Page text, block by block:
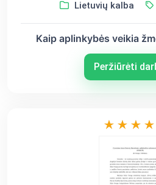
Lietuvių kalba
Kaip aplinkybės veikia
Peržiūrėti